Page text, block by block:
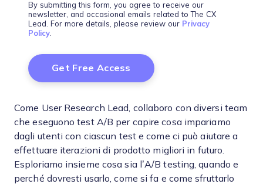
By submitting this form, you agree to receive our
newsletter, and occasional emails related to The CX
Lead. For more details, please review our Privacy
Policy.
Come User Research Lead, collaboro con diversi team
che eseguono test A/B per capire cosa impariamo
dagli utenti con ciascun test e come ci può aiutare a
effettuare iterazioni di prodotto migliori in futuro.
Esploriamo insieme cosa sia l’A/B testing, quando e
perché dovresti usarlo, come si fa e come sfruttarlo